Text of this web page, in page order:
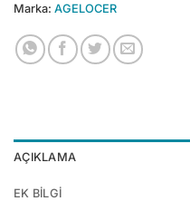
Marka: AGELOCER
AÇIKLAMA
EK BILGI